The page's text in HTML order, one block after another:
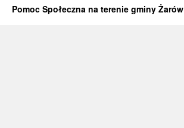
Pomoc Społeczna na terenie gminy Żarów